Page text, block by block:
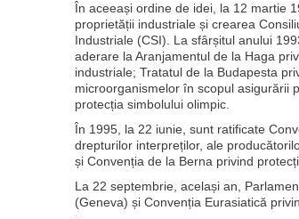
În aceeași ordine de idei, la 12 martie
proprietății industriale și crearea
Industriale (CSI). La sfârșitul anului
aderare la Aranjamentul de la Haga
industriale; Tratatul de la Budapesta
microorganismelor în scopul asigurării
protecția simbolului olimpic.
În 1995, la 22 iunie, sunt ratificate
drepturilor interpreților, ale
și Convenția de la Berna privind
La 22 septembrie, același an,
(Geneva) și Convenția Eurasiatică